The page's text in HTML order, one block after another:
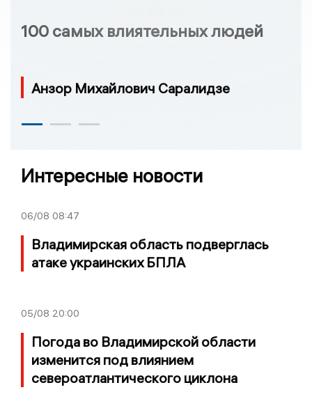
100 самых влиятельных людей
Анзор Михайлович Саралидзе
Интересные новости
06/08 08:47
Владимирская область подверглась
атаке украинских БПЛА
05/08 20:00
Погода во Владимирской области
изменится под влиянием
североатлантического циклона